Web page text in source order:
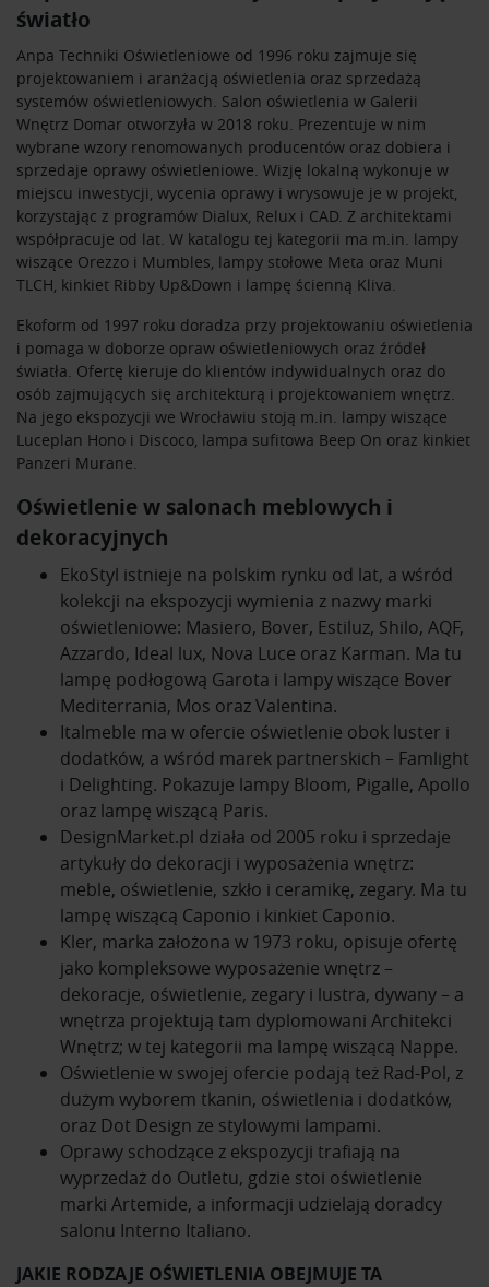
Partnerzy mogą połączyć te informacje z innymi danymi
otrzymanymi od Ciebie lub uzyskanymi podczas
korzystania z ich usług.
światło
Anpa Techniki Oświetleniowe od 1996 roku zajmuje się
projektowaniem i aranżacją oświetlenia oraz sprzedażą
systemów oświetleniowych. Salon oświetlenia w Galerii
Wnętrz Domar otworzyła w 2018 roku. Prezentuje w nim
wybrane wzory renomowanych producentów oraz dobiera i
sprzedaje oprawy oświetleniowe. Wizję lokalną wykonuje w
miejscu inwestycji, wycenia oprawy i wrysowuje je w projekt,
korzystając z programów Dialux, Relux i CAD. Z architektami
współpracuje od lat. W katalogu tej kategorii ma m.in. lampy
wiszące Orezzo i Mumbles, lampy stołowe Meta oraz Muni
TLCH, kinkiet Ribby Up&Down i lampę ścienną Kliva.
Ekoform od 1997 roku doradza przy projektowaniu oświetlenia
i pomaga w doborze opraw oświetleniowych oraz źródeł
światła. Ofertę kieruje do klientów indywidualnych oraz do
osób zajmujących się architekturą i projektowaniem wnętrz.
Na jego ekspozycji we Wrocławiu stoją m.in. lampy wiszące
Luceplan Hono i Discoco, lampa sufitowa Beep On oraz kinkiet
Panzeri Murane.
Oświetlenie w salonach meblowych i
dekoracyjnych
EkoStyl istnieje na polskim rynku od lat, a wśród
kolekcji na ekspozycji wymienia z nazwy marki
oświetleniowe: Masiero, Bover, Estiluz, Shilo, AQF,
Azzardo, Ideal lux, Nova Luce oraz Karman. Ma tu
lampę podłogową Garota i lampy wiszące Bover
Mediterrania, Mos oraz Valentina.
Italmeble ma w ofercie oświetlenie obok luster i
dodatków, a wśród marek partnerskich – Famlight
i Delighting. Pokazuje lampy Bloom, Pigalle, Apollo
oraz lampę wiszącą Paris.
DesignMarket.pl działa od 2005 roku i sprzedaje
artykuły do dekoracji i wyposażenia wnętrz:
meble, oświetlenie, szkło i ceramikę, zegary. Ma tu
lampę wiszącą Caponio i kinkiet Caponio.
Kler, marka założona w 1973 roku, opisuje ofertę
jako kompleksowe wyposażenie wnętrz –
dekoracje, oświetlenie, zegary i lustra, dywany – a
wnętrza projektują tam dyplomowani Architekci
Wnętrz; w tej kategorii ma lampę wiszącą Nappe.
Oświetlenie w swojej ofercie podają też Rad-Pol, z
dużym wyborem tkanin, oświetlenia i dodatków,
oraz Dot Design ze stylowymi lampami.
Oprawy schodzące z ekspozycji trafiają na
wyprzedaż do Outletu, gdzie stoi oświetlenie
marki Artemide, a informacji udzielają doradcy
salonu Interno Italiano.
JAKIE RODZAJE OŚWIETLENIA OBEJMUJE TA